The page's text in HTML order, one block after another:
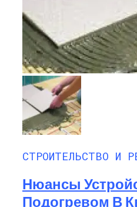
СТРОИТЕЛЬСТВО И
Нюансы
Подогревом В